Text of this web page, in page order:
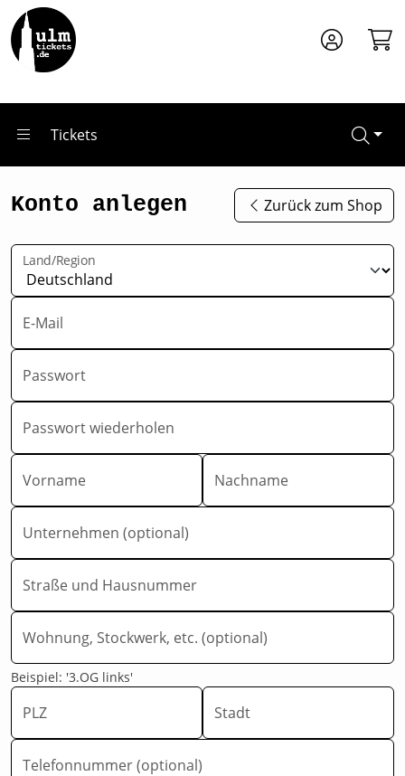
Zum Hauptinhalt springen
Tickets
Konto anlegen Zurück zum Shop
Land/Region
E-Mail
Passwort
Passwort wiederholen
Vorname Nachname
Unternehmen (optional)
Straße und Hausnummer
Wohnung, Stockwerk, etc. (optional)
Beispiel: '3.OG links'
PLZ Stadt
Telefonnummer (optional)